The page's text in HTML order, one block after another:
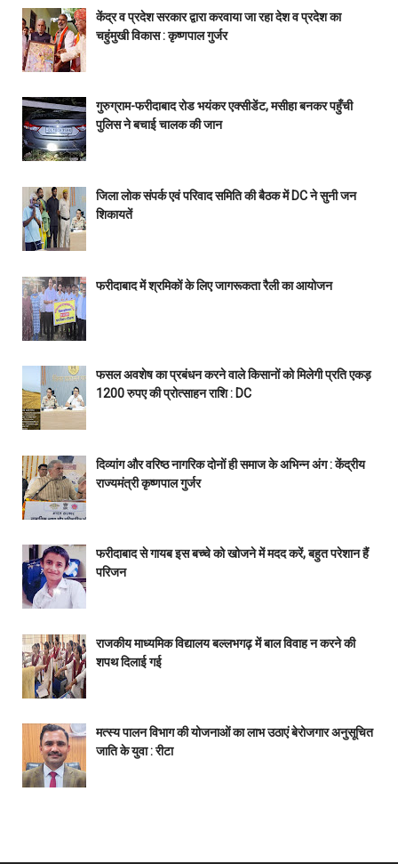
केंद्र व प्रदेश सरकार द्वारा करवाया जा रहा देश व प्रदेश का
चहुंमुखी विकास : कृष्णपाल गुर्जर
गुरुग्राम-फरीदाबाद रोड भयंकर एक्सीडेंट, मसीहा बनकर पहुँची
पुलिस ने बचाई चालक की जान
जिला लोक संपर्क एवं परिवाद समिति की बैठक में DC ने सुनी जन
शिकायतें
फरीदाबाद में श्रमिकों के लिए जागरूकता रैली का आयोजन
फसल अवशेष का प्रबंधन करने वाले किसानों को मिलेगी प्रति एकड़
1200 रुपए की प्रोत्साहन राशि : DC
दिव्यांग और वरिष्ठ नागरिक दोनों ही समाज के अभिन्न अंग : केंद्रीय
राज्यमंत्री कृष्णपाल गुर्जर
फरीदाबाद से गायब इस बच्चे को खोजने में मदद करें, बहुत परेशान हैं
परिजन
राजकीय माध्यमिक विद्यालय बल्लभगढ़ में बाल विवाह न करने की
शपथ दिलाई गई
मत्स्य पालन विभाग की योजनाओं का लाभ उठाएं बेरोजगार अनुसूचित
जाति के युवा : रीटा